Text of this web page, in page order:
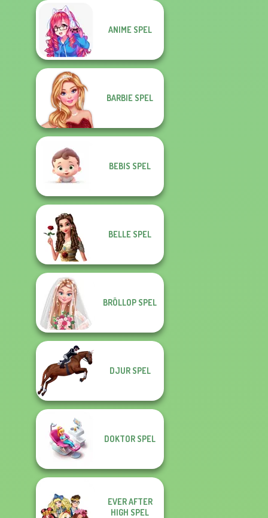
ANIME SPEL
BARBIE SPEL
BEBIS SPEL
BELLE SPEL
BRÖLLOP SPEL
DJUR SPEL
DOKTOR SPEL
EVER AFTER
HIGH SPEL